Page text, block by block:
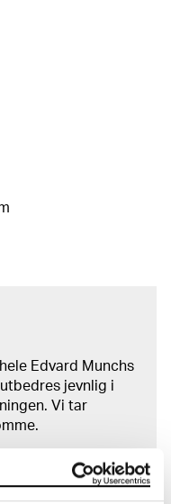
Edvard Munchs
jevnlig i
Vi tar
42 000 unike
27 000 unike